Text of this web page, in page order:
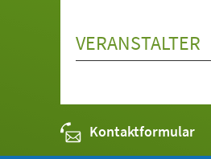
VERANSTALTER
Kontaktformular